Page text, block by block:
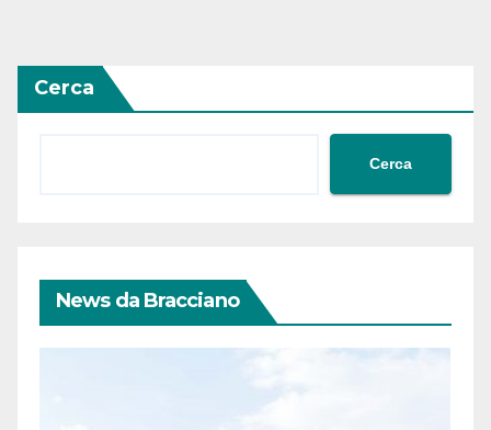
Cerca
Cerca
News da Bracciano